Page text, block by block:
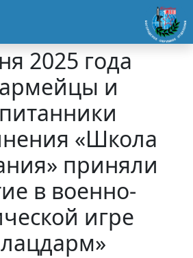
2025 года
и
«Школа
приняли
в военно-
игре